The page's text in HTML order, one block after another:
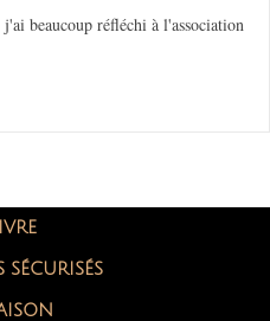
beaucoup réfléchi à l'association
SÉCURISÉS